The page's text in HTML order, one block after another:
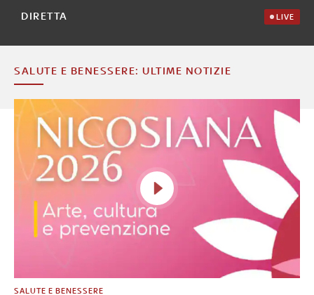
DIRETTA LIVE
SALUTE E BENESSERE: ULTIME NOTIZIE
SALUTE E BENESSERE